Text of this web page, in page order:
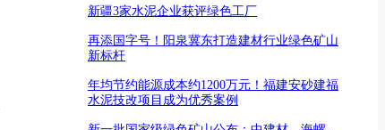
新疆3家水泥企业获评绿色工厂
再添国字号！阳泉冀东打造建材行业绿色矿山
新标杆
年均节约能源成本约1200万元！福建安砂建福
水泥技改项目成为优秀案例